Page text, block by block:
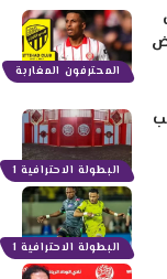
المحترفون المغاربة
البطولة الاحترافية 1
البطولة الاحترافية 1